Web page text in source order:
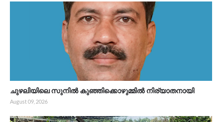
ചുഴലിയിലെ സുനിൽ കുഞ്ഞിക്കൊഴുമ്മിൽ നിര്യാതനായി
August 09, 2026